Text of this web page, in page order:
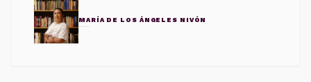
MARÍA DE LOS ÁNGELES NIVÓN